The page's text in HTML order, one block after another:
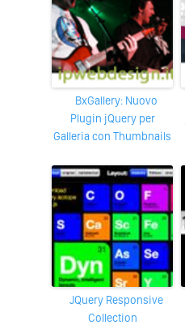
bxGallery: Nuovo
Plugin jQuery per
Galleria con Thumbnails
jQuery Responsive
Collection